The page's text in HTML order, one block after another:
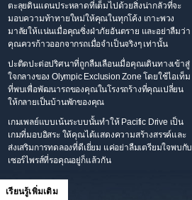
ตะลุยดินแดนประหลาดที่เต็มไปด้วยสิ่งน่ากลัวที่จะ
มอบความท้าทายใหม่ให้คุณในทุกโค้ง เกาะพวง
มาลัยให้แน่นเมื่อคุณซิ่งฝ่าภัยอันตราย และอย่าลืมว่า
คุณควรก้าวออกจากรถเมื่อจำเป็นจริงๆ เท่านั้น
ปะติดปะต่อปริศนาที่ถูกลืมเลือนเมื่อคุณเดินทางเข้าสู่
ใจกลางของ Olympic Exclusion Zone โดยใช้ไอเท็ม
ที่พบเพื่อพัฒนารถของคุณในโรงรถร้างที่คุณเปลี่ยน
ให้กลายเป็นบ้านพักของคุณ
เกมเพลย์แบบเน้นระบบนั้นทำให้ Pacific Drive เป็น
เกมที่มอบอิสระ ให้คุณได้แสดงความสร้างสรรค์และ
ส่งเสริมการทดลองที่ดีเยี่ยม แค่อย่าลืมเตรียมใจพบกับ
เซอร์ไพรส์ที่รอคุณอยู่ก็แล้วกัน
เรียนรู้เพิ่มเติม